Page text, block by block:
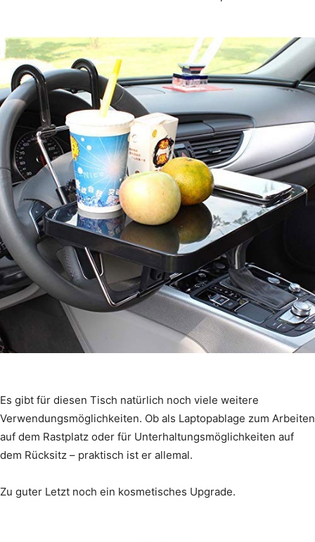
Es gibt für diesen Tisch natürlich noch viele weitere
Verwendungsmöglichkeiten. Ob als Laptopablage zum Arbeiten
auf dem Rastplatz oder für Unterhaltungsmöglichkeiten auf
dem Rücksitz – praktisch ist er allemal.
Zu guter Letzt noch ein kosmetisches Upgrade.